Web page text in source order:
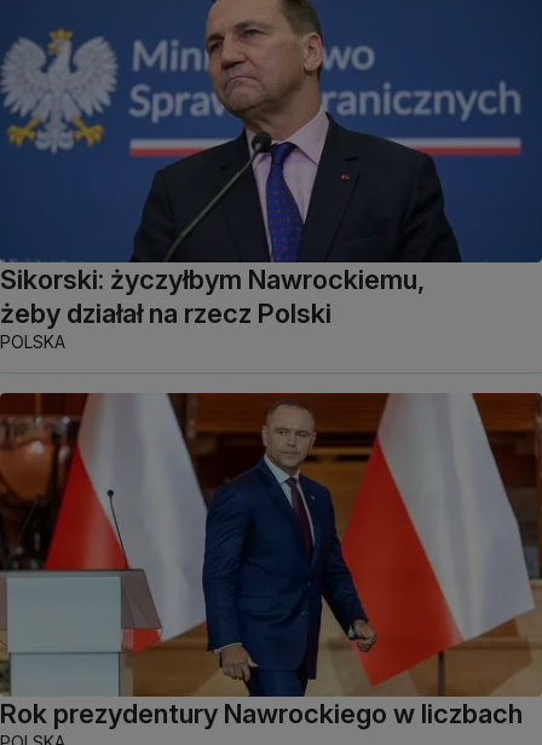
Sikorski: życzyłbym Nawrockiemu,
żeby działał na rzecz Polski
POLSKA
Rok prezydentury Nawrockiego w liczbach